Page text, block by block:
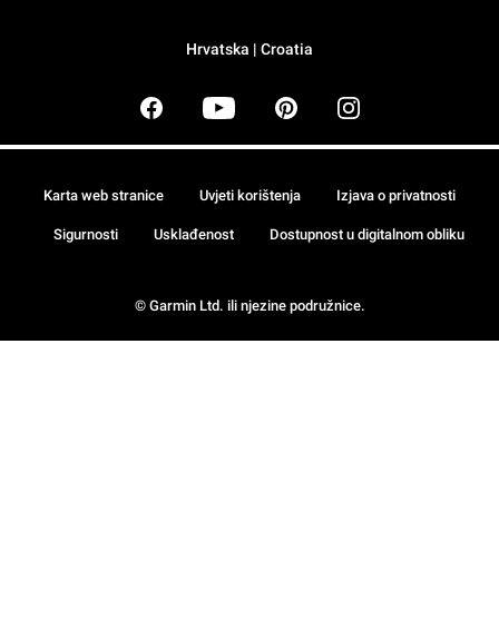
Hrvatska | Croatia
© Garmin Ltd. ili njezine podružnice.
Karta web stranice Uvjeti korištenja Izjava o privatnosti
Sigurnosti Usklađenost Dostupnost u digitalnom obliku